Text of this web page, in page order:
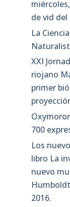
de vid del
La
XXI
riojano
primer
700
Los
libro La
nuevo
2016.